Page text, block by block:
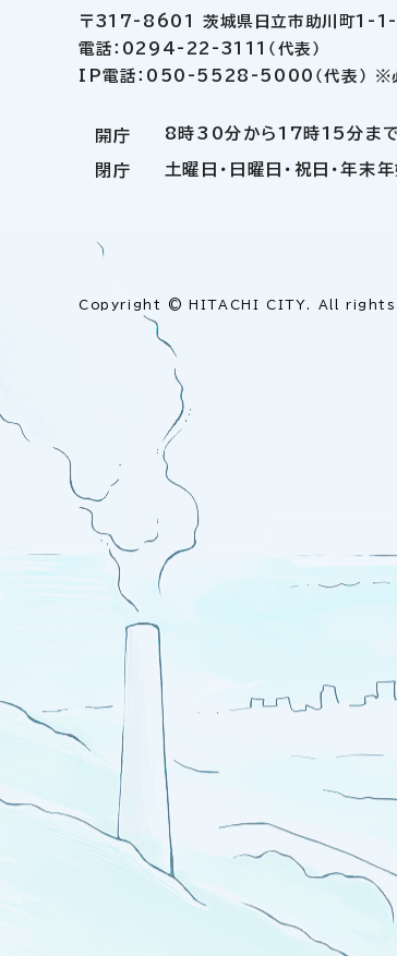
〒317-8601 茨城県日立市助川町1-1-
電話：0294-22-3111（代表）
IP電話：050-5528-5000（代表） ※必
開庁 8時30分から17時15分ま
閉庁 土曜日・日曜日・祝日・年
Copyright © HITACHI CITY. All rights